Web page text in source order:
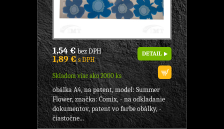
1,54 €bez DPH
1,89 €s DPH
Skladom viac ako 2000 ks
DETAIL
obálka A4, na patent, model: Summer
Flower, značka: Comix, - na odkladanie
dokumentov, patent vo farbe obálky, -
čiastočne...